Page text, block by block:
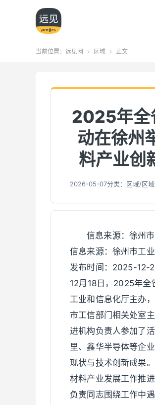
当前位置： 远见网  区域  正文
2025年全
动在徐州
料产业创
2026-05-07分类： 区域/区
信息来源：徐州
信息来源：徐州市工
发布时间：2025-12-
12月18日，2025年全
工业和信息化厅主办
市工信部门相关处室
进机构负责人参加了
里、鑫华半导体等企
现状与技术创新成果
材料产业发展工作推
负责同志围绕工作中